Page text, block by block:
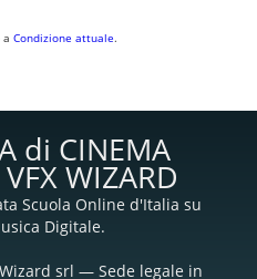
Condizione attuale.
di CINEMA
WIZARD
Scuola Online d'Italia su
Digitale.
srl — Sede legale in